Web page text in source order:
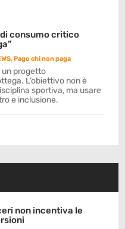
consumo critico
,Pago chi non paga
un progetto
L’obiettivo non è
sportiva, ma usare
e inclusione.
non incentiva le